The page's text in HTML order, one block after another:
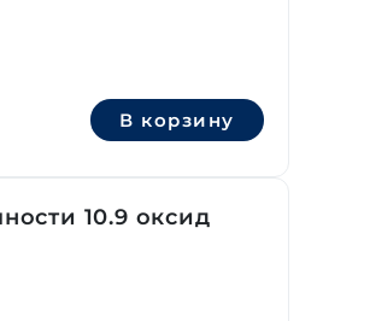
В корзину
10.9 оксид